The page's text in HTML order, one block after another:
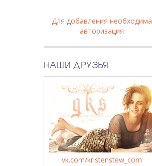
Для добавления необходима
авторизация
НАШИ ДРУЗЬЯ
vk.com/kristenstew_com